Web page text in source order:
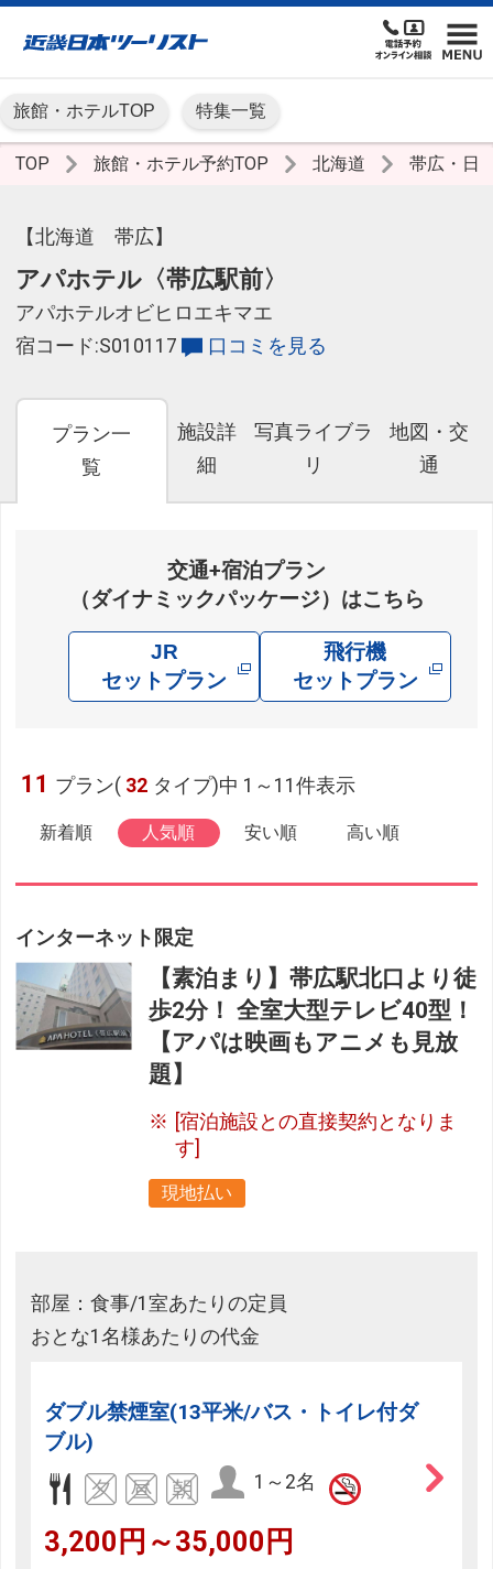
旅館・ホテルTOP 特集一覧
TOP 旅館・ホテル予約TOP 北海道 帯広・日
【北海道 帯広】
アパホテル〈帯広駅前〉
アパホテルオビヒロエキマエ
宿コード:S010117
口コミを見る
プラン一
覧
施設詳
細
写真ライブラ
リ
地図・交
通
交通+宿泊プラン
（ダイナミックパッケージ）はこちら
JR
セットプラン
飛行機
セットプラン
11 プラン( 32 タイプ)中 1～11件表示
新着順 人気順 安い順 高い順
インターネット限定
【素泊まり】帯広駅北口より徒
歩2分！ 全室大型テレビ40型！
【アパは映画もアニメも見放
題】
[宿泊施設との直接契約となりま
す]
現地払い
部屋：食事/1室あたりの定員
おとな1名様あたりの代金
ダブル禁煙室(13平米/バス・トイレ付ダ
ブル)
1～2名
3,200円～35,000円